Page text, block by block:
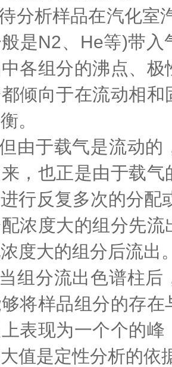
析样品在汽化室
是N2、He等)带入
各组分的沸点、
倾向于在流动相
。
于载气是流动的
，也正是由于载
行反复多次的分配
浓度大的组分先
度大的组分后流出
分流出色谱柱后
将样品组分的存
表现为一个个的
值是定性分析的依